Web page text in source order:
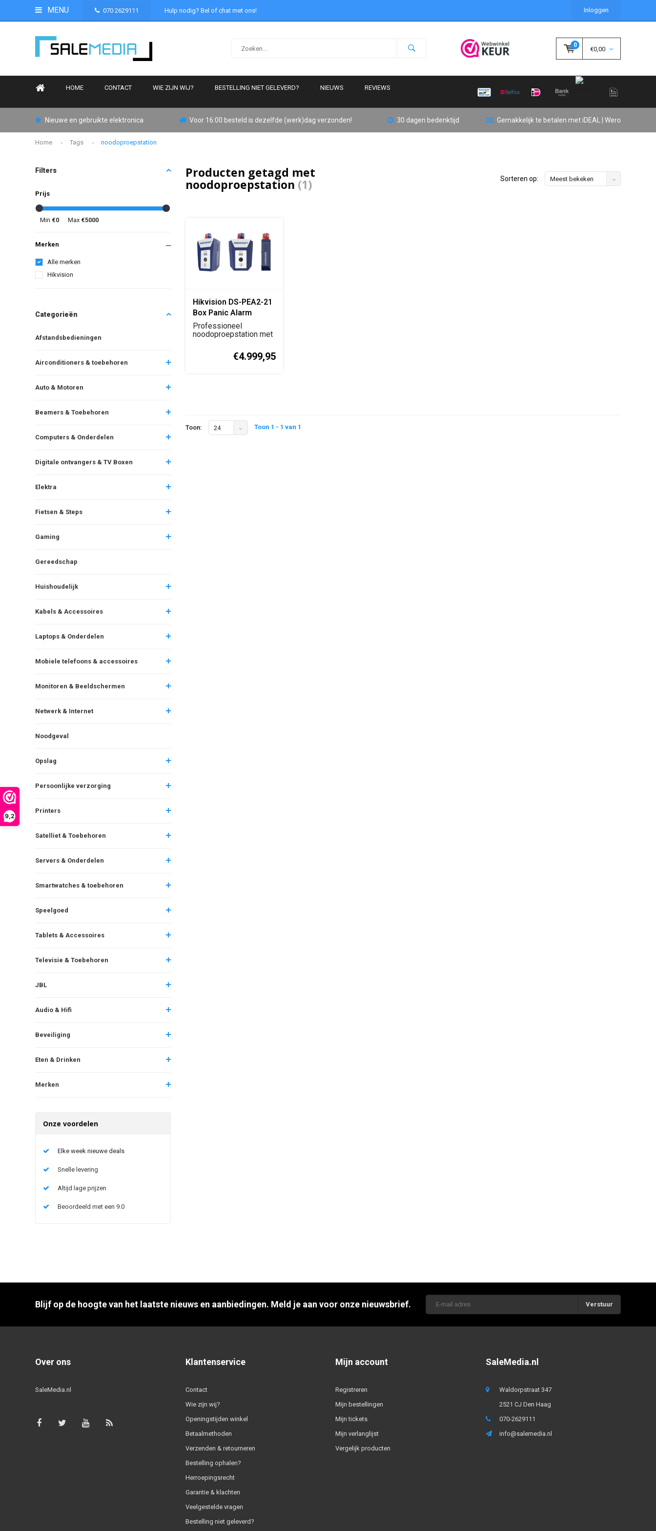
9,2
MENU 070 2629111 Hulp nodig? Bel of chat met ons! Inloggen
0
€0,00
HOME CONTACT WIE ZIJN WIJ? BESTELLING NIET GELEVERD? NIEUWS REVIEWS
Nieuwe en gebruikte elektronica Voor 16:00 besteld is dezelfde (werk)dag verzonden! 30 dagen bedenktijd Gemakkelijk te betalen met iDEAL | Wero
Home Tags noodoproepstation
Filters
Prijs
Min €0 Max €5000
Merken
Alle merken
Hikvision
Categorieën
Afstandsbedieningen
Airconditioners & toebehoren
Auto & Motoren
Beamers & Toebehoren
Computers & Onderdelen
Digitale ontvangers & TV Boxen
Elektra
Fietsen & Steps
Gaming
Gereedschap
Huishoudelijk
Kabels & Accessoires
Laptops & Onderdelen
Mobiele telefoons & accessoires
Monitoren & Beeldschermen
Netwerk & Internet
Noodgeval
Opslag
Persoonlijke verzorging
Printers
Satelliet & Toebehoren
Servers & Onderdelen
Smartwatches & toebehoren
Speelgoed
Tablets & Accessoires
Televisie & Toebehoren
JBL
Audio & Hifi
Beveiliging
Eten & Drinken
Merken
Onze voordelen
Elke week nieuwe deals
Snelle levering
Altijd lage prijzen
Beoordeeld met een 9.0
Producten getagd met
noodoproepstation (1) Sorteren op: Meest bekeken
Hikvision DS-PEA2-21
Box Panic Alarm
Station
Professioneel
noodoproepstation met
€4.999,95
Toon: 24 Toon 1 - 1 van 1
Blijf op de hoogte van het laatste nieuws en aanbiedingen. Meld je aan voor onze nieuwsbrief. Verstuur
Over ons
SaleMedia.nl
Klantenservice
Contact
Wie zijn wij?
Openingstijden winkel
Betaalmethoden
Verzenden & retourneren
Bestelling ophalen?
Herroepingsrecht
Garantie & klachten
Veelgestelde vragen
Bestelling niet geleverd?
Mijn account
Registreren
Mijn bestellingen
Mijn tickets
Mijn verlanglijst
Vergelijk producten
SaleMedia.nl
Waldorpstraat 347
2521 CJ Den Haag
070-2629111
info@salemedia.nl